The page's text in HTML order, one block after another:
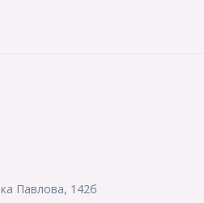
Павлова, 142б